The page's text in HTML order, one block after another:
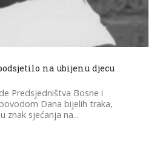
na ubijenu djecu
Predsjedništva Bosne i
Dana bijelih traka,
znak sjećanja na...